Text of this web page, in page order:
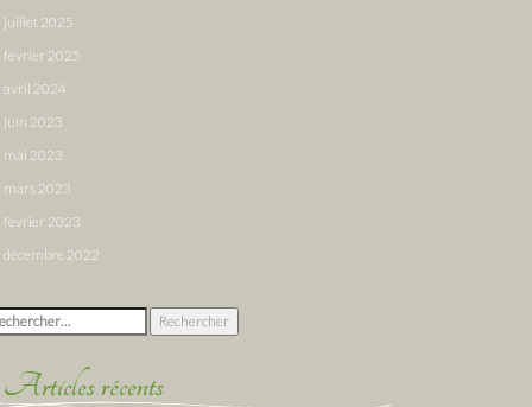
juillet 2025
février 2025
avril 2024
juin 2023
mai 2023
mars 2023
février 2023
décembre 2022
:
Articles récents